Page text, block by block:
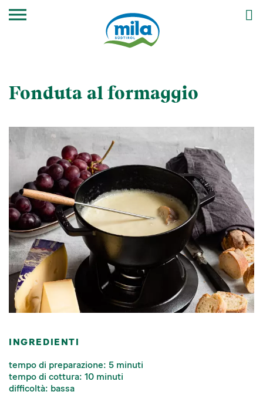
Fonduta al formaggio
INGREDIENTI
tempo di preparazione: 5 minuti
tempo di cottura: 10 minuti
difficoltà: bassa